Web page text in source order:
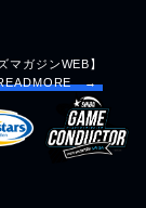
マガジンWEB】
→